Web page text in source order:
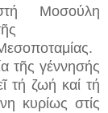
Μοσούλη
τῆς γέννησής
τή ζωή καί τή
κυρίως στίς